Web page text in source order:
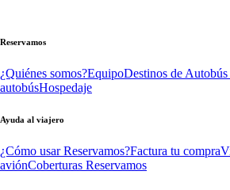
Reservamos
¿Quiénes somos?EquipoDestinos de
autobúsHospedaje
Ayuda al viajero
¿Cómo usar Reservamos?Factura tu compra
aviónCoberturas Reservamos